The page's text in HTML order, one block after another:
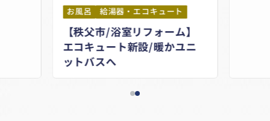
お風呂
給湯器・エコキュート
【秩父市/浴室リフォーム】
エコキュート新設/暖かユニ
ットバスへ